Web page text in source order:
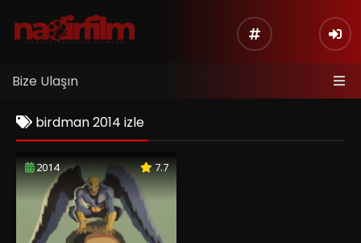
Bize Ulaşın
birdman 2014 izle
2014 7.7